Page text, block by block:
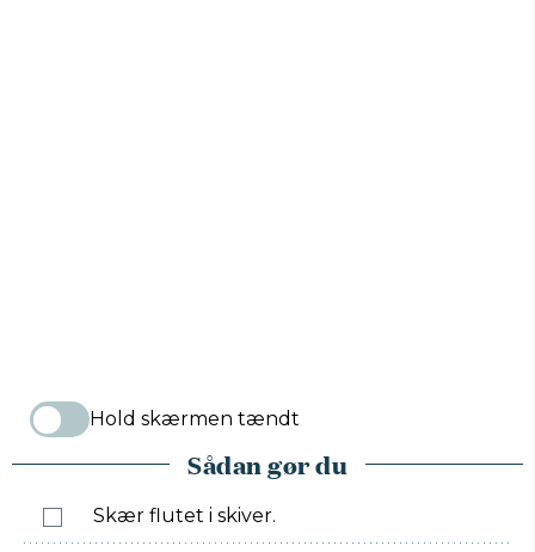
Hold skærmen tændt
Sådan gør du
Skær flutet i skiver.